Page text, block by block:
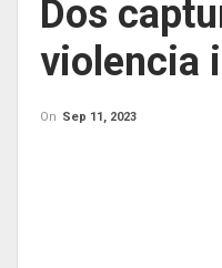
Dos
violencia
On Sep 11, 2023